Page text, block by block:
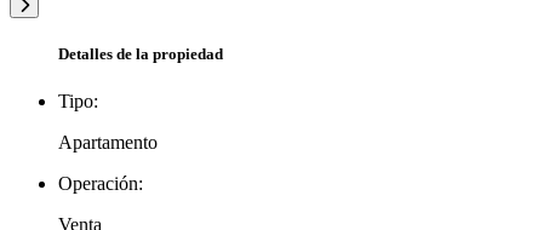
Detalles de la propiedad
Tipo:
Apartamento
Operación:
Venta